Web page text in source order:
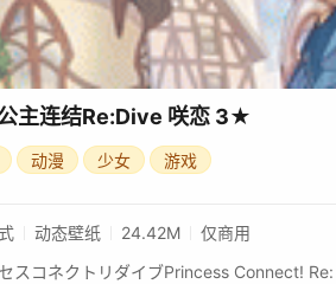
主连结Re:Dive 咲恋 3★
动漫 少女 游戏
动态壁纸 24.42M 仅商用